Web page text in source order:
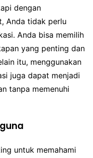
dengan
Anda tidak perlu
Anda bisa memilih
yang penting dan
itu, menggunakan
juga dapat menjadi
tanpa memenuhi
untuk memahami